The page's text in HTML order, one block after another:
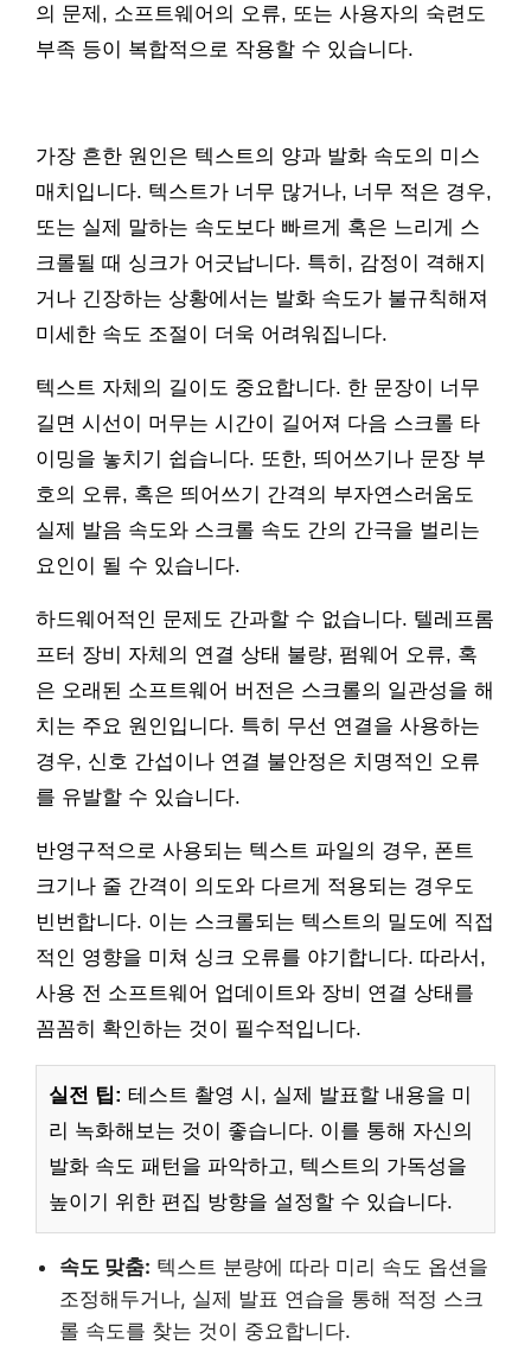
의 문제, 소프트웨어의 오류, 또는 사용자의 숙련도
부족 등이 복합적으로 작용할 수 있습니다.
가장 흔한 원인은 텍스트의 양과 발화 속도의 미스
매치입니다. 텍스트가 너무 많거나, 너무 적은 경우,
또는 실제 말하는 속도보다 빠르게 혹은 느리게 스
크롤될 때 싱크가 어긋납니다. 특히, 감정이 격해지
거나 긴장하는 상황에서는 발화 속도가 불규칙해져
미세한 속도 조절이 더욱 어려워집니다.
텍스트 자체의 길이도 중요합니다. 한 문장이 너무
길면 시선이 머무는 시간이 길어져 다음 스크롤 타
이밍을 놓치기 쉽습니다. 또한, 띄어쓰기나 문장 부
호의 오류, 혹은 띄어쓰기 간격의 부자연스러움도
실제 발음 속도와 스크롤 속도 간의 간극을 벌리는
요인이 될 수 있습니다.
하드웨어적인 문제도 간과할 수 없습니다. 텔레프롬
프터 장비 자체의 연결 상태 불량, 펌웨어 오류, 혹
은 오래된 소프트웨어 버전은 스크롤의 일관성을 해
치는 주요 원인입니다. 특히 무선 연결을 사용하는
경우, 신호 간섭이나 연결 불안정은 치명적인 오류
를 유발할 수 있습니다.
반영구적으로 사용되는 텍스트 파일의 경우, 폰트
크기나 줄 간격이 의도와 다르게 적용되는 경우도
빈번합니다. 이는 스크롤되는 텍스트의 밀도에 직접
적인 영향을 미쳐 싱크 오류를 야기합니다. 따라서,
사용 전 소프트웨어 업데이트와 장비 연결 상태를
꼼꼼히 확인하는 것이 필수적입니다.
실전 팁: 테스트 촬영 시, 실제 발표할 내용을 미
리 녹화해보는 것이 좋습니다. 이를 통해 자신의
발화 속도 패턴을 파악하고, 텍스트의 가독성을
높이기 위한 편집 방향을 설정할 수 있습니다.
속도 맞춤: 텍스트 분량에 따라 미리 속도 옵션을
조정해두거나, 실제 발표 연습을 통해 적정 스크
롤 속도를 찾는 것이 중요합니다.